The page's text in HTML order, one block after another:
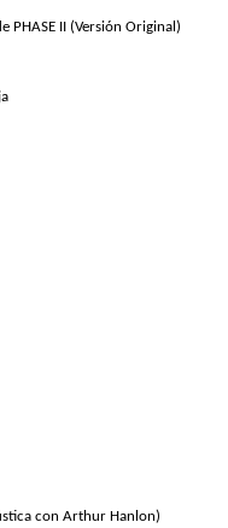
PHASE II (Versión Original)
con Arthur Hanlon)